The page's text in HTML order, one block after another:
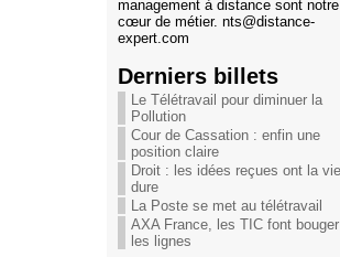
management à distance sont notre
cœur de métier. nts@distance-
expert.com
Derniers billets
Le Télétravail pour diminuer la
Pollution
Cour de Cassation : enfin une
position claire
Droit : les idées reçues ont la vie
dure
La Poste se met au télétravail
AXA France, les TIC font bouger
les lignes